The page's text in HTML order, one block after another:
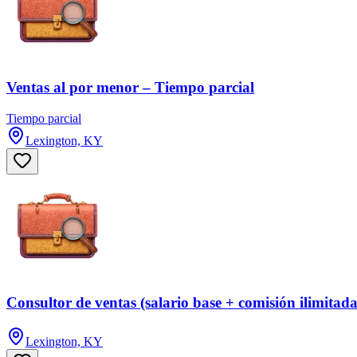
Ventas al por menor – Tiempo parcial
Tiempo parcial
Lexington, KY
Consultor de ventas (salario base + comisión
Lexington, KY